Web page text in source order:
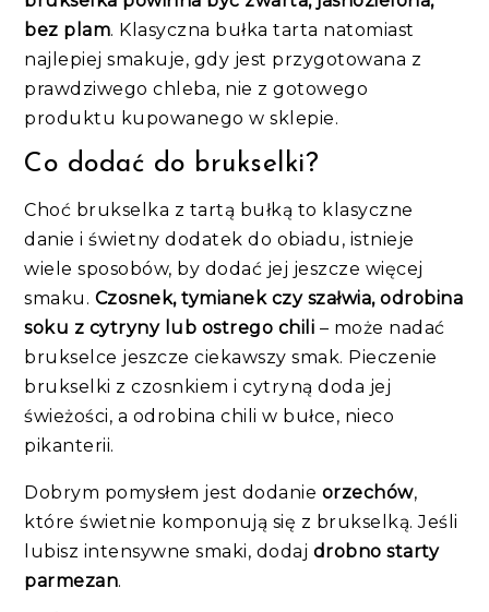
bez plam. Klasyczna bułka tarta natomiast
najlepiej smakuje, gdy jest przygotowana z
prawdziwego chleba, nie z gotowego
produktu kupowanego w sklepie.
Co dodać do brukselki?
Choć brukselka z tartą bułką to klasyczne
danie i świetny dodatek do obiadu, istnieje
wiele sposobów, by dodać jej jeszcze więcej
smaku. Czosnek, tymianek czy szałwia, odrobina
soku z cytryny lub ostrego chili – może nadać
brukselce jeszcze ciekawszy smak. Pieczenie
brukselki z czosnkiem i cytryną doda jej
świeżości, a odrobina chili w bułce, nieco
pikanterii.
Dobrym pomysłem jest dodanie orzechów,
które świetnie komponują się z brukselką. Jeśli
lubisz intensywne smaki, dodaj drobno starty
parmezan.